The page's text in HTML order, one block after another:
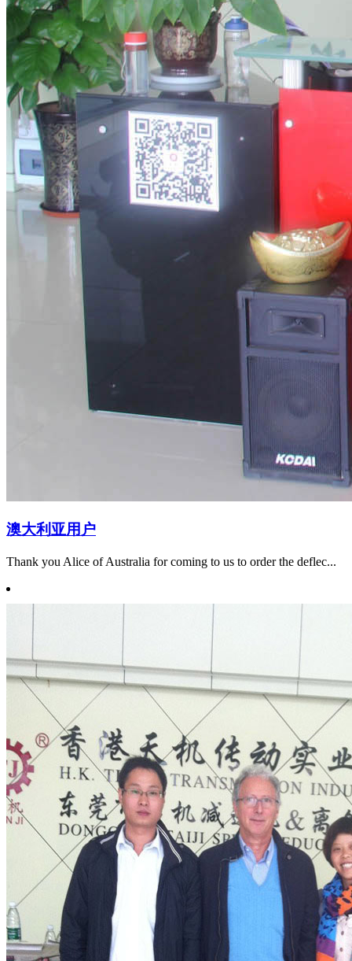
澳大利亚用户
Thank you Alice of Australia for coming to us to order the deflec...